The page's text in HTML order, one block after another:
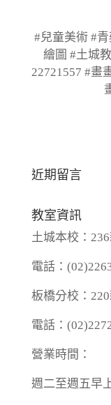
#兒童美術 #
繪圖 #土城
22721557 #畫
近期留言
教室資訊
土城本校：
電話：
板橋分校：
電話：
營業時間：
週二至週五早